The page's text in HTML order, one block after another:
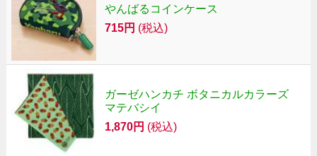
やんばるコインケース
715円 (税込)
ガーゼハンカチ ボタニカルカラーズ
マテバシイ
1,870円 (税込)